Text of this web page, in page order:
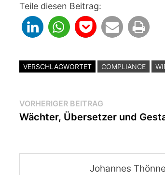
Teile diesen Beitrag:
VERSCHLAGWORTET COMPLIANCE
Beitragsnavigation
VORHERIGER BEITRAG
Beitrag:
Wächter, Übersetzer und
Johannes